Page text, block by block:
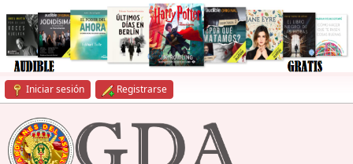
Iniciar sesión Registrarse